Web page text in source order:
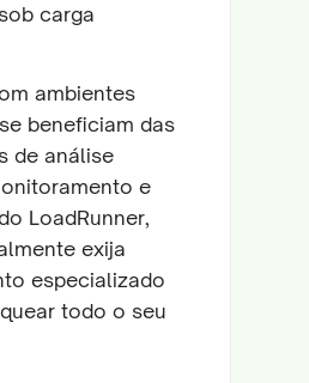
carga
ambientes
beneficiam das
de análise
e
LoadRunner,
exija
especializado
todo o seu